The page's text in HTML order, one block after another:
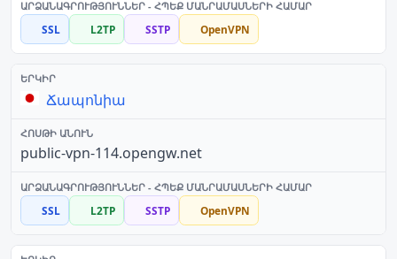
SSL L2TP SSTP OpenVPN
Ճապոնիա
public-vpn-114.opengw.net
SSL L2TP SSTP OpenVPN